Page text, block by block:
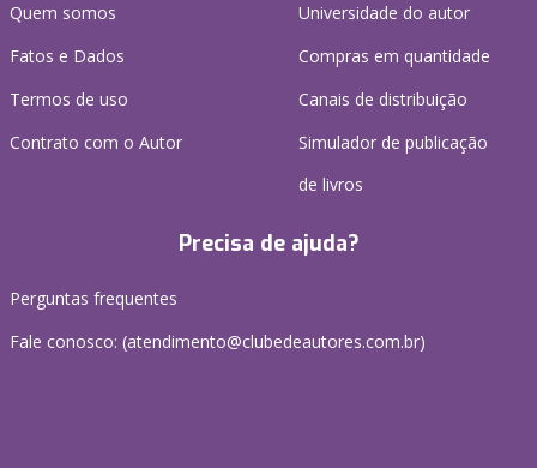
Quem somos
Fatos e Dados
Termos de uso
Contrato com o Autor
Universidade do autor
Compras em quantidade
Canais de distribuição
Simulador de publicação
de livros
Precisa de ajuda?
Perguntas frequentes
Fale conosco: (atendimento@clubedeautores.com.br)